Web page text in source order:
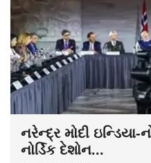
નરેન્દ્ર મોદી ઇન્ડિયા-
નોર્ડિક દેશોન...